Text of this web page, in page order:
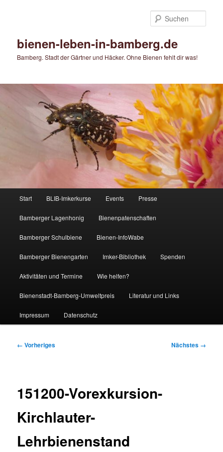
bienen-leben-in-bamberg.de
Bamberg. Stadt der Gärtner und Häcker. Ohne Bienen fehlt dir was!
Start BLIB-Imkerkurse Events Presse
Bamberger Lagenhonig Bienenpatenschaften
Bamberger Schulbiene Bienen-InfoWabe
Bamberger Bienengarten Imker-Bibliothek Spenden
Aktivitäten und Termine Wie helfen?
Bienenstadt-Bamberg-Umweltpreis Literatur und Links
Impressum Datenschutz
Bilder-
← Vorheriges Nächstes →
151200-Vorexkursion-
Kirchlauter-
Lehrbienenstand